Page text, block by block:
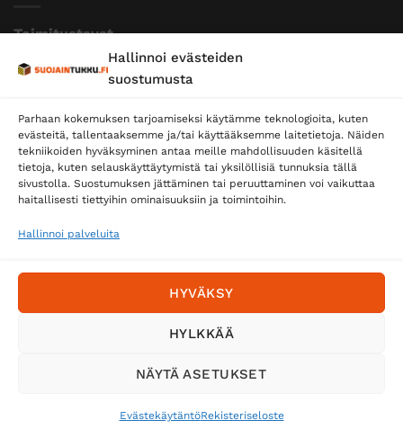
Hallinnoi evästeiden
suostumusta
Parhaan kokemuksen tarjoamiseksi käytämme teknologioita, kuten
evästeitä, tallentaaksemme ja/tai käyttääksemme laitetietoja. Näiden
tekniikoiden hyväksyminen antaa meille mahdollisuuden käsitellä
tietoja, kuten selauskäyttäytymistä tai yksilöllisiä tunnuksia tällä
sivustolla. Suostumuksen jättäminen tai peruuttaminen voi vaikuttaa
haitallisesti tiettyihin ominaisuuksiin ja toimintoihin.
Hallinnoi palveluita
HYVÄKSY
HYLKKÄÄ
NÄYTÄ ASETUKSET
EvästekäytäntöRekisteriseloste
Toimitustavat
Posti
Postnord
Tilaa uutiskirje ja saat erikoisalennuksia